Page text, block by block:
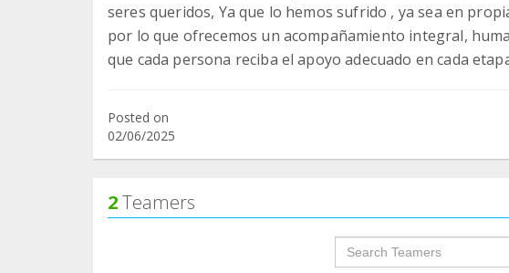
seres queridos, Ya que lo hemos sufrido , ya sea en
por lo que ofrecemos un acompañamiento integral,
que cada persona reciba el apoyo adecuado en cada
Posted on
02/06/2025
2Teamers